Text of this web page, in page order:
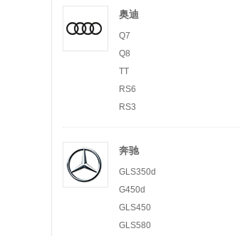
奥迪
Q7
Q8
TT
RS6
RS3
奔驰
GLS350d
G450d
GLS450
GLS580